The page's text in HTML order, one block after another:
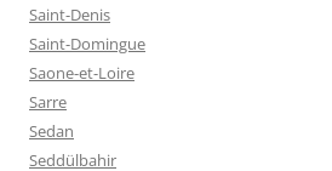
Saint-Denis
Saint-Domingue
Saone-et-Loire
Sarre
Sedan
Seddülbahir